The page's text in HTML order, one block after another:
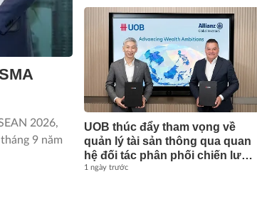
2026,
9 năm
Chí và Tối Ưu Hóa Công Cụ Trả
Lời (AEO)
UOB thúc đẩy tham vọng về
quản lý tài sản thông qua quan
hệ đối tác phân phối chiến lược
với Allianz Global Investors
1 ngày trước